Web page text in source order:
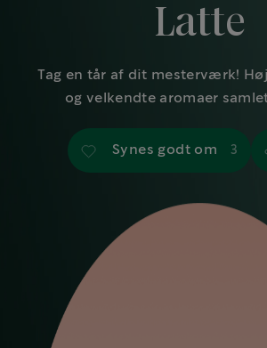
Latte
Tag en tår af dit mesterværk!
og velkendte aromaer
Synes godt om 3